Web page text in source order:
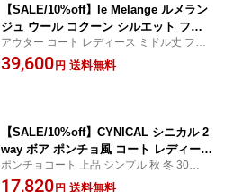
【SALE/10%off】le Melange ルメラン
ジュ ウール コクーン シルエット フー
ド コート カジュアル アウター ミドル
丈 暖か オーバーサイズ 8553903 レディ
アウター コート レディース ミドル丈 フー
ド ルメランジェ CROCHET クロシェ
39,600 円 送料無料
【SALE/10%off】CYNICAL シニカル 2
way ボア ポンチョ風 コート レディース
アウター リバーシブル ケープ 軽量 軽
い きれいめ 大人 カジュアル オフィス
ポンチョコート 上品 シンプル 秋 冬 30代 4
0代 50代 羽織り 黒 ブラック ブラウン ベー
17,820 円 送料無料